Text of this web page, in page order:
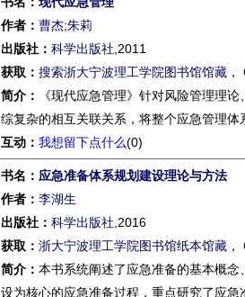
作者： 曹杰;朱莉
出版社： 科学出版社 ,2011
获取： 搜索浙大宁波理工学院图书馆馆藏 ，
简介：
《现代应急管理》针对风险管理理
综复杂的相互关联关系，将整个应急管理
互动： 我想留下点什么(0)
书名： 应急准备体系规划建设理论与方法
作者： 李湖生
出版社： 科学出版社 ,2016
获取： 浙大宁波理工学院图书馆纸本馆藏 ，
简介： 本书系统阐述了应急准备的基本概
设为核心的应急准备过程，重点研究了应